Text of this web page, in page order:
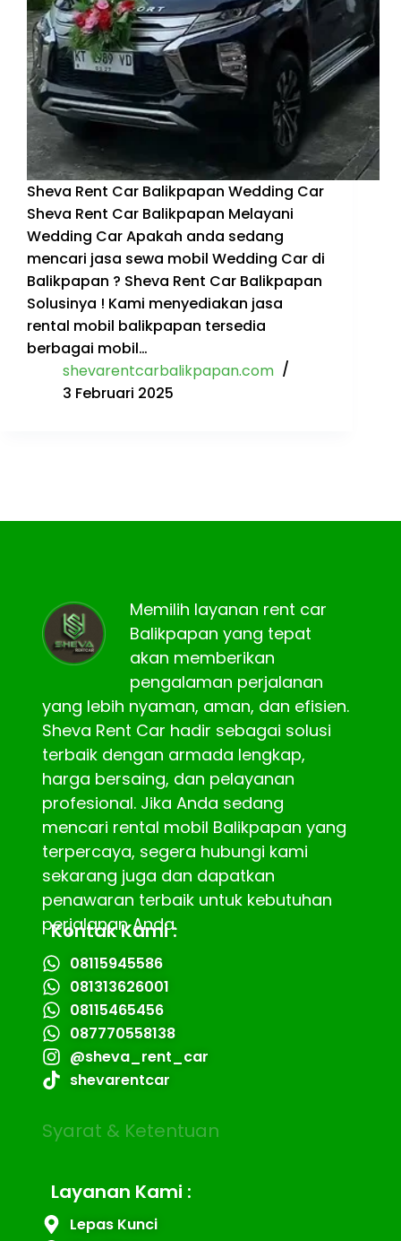
Sheva Rent Car Balikpapan Wedding Car
Sheva Rent Car Balikpapan Melayani
Wedding Car Apakah anda sedang
mencari jasa sewa mobil Wedding Car di
Balikpapan ? Sheva Rent Car Balikpapan
Solusinya ! Kami menyediakan jasa
rental mobil balikpapan tersedia
berbagai mobil…
shevarentcarbalikpapan.com
3 Februari 2025
Memilih layanan rent car
Balikpapan yang tepat
akan memberikan
pengalaman perjalanan
yang lebih nyaman, aman, dan efisien.
Sheva Rent Car hadir sebagai solusi
terbaik dengan armada lengkap,
harga bersaing, dan pelayanan
profesional. Jika Anda sedang
mencari rental mobil Balikpapan yang
terpercaya, segera hubungi kami
sekarang juga dan dapatkan
penawaran terbaik untuk kebutuhan
perjalanan Anda.
Kontak Kami :
08115945586
081313626001
08115465456
087770558138
@sheva_rent_car
shevarentcar
Syarat & Ketentuan
Layanan Kami :
Lepas Kunci